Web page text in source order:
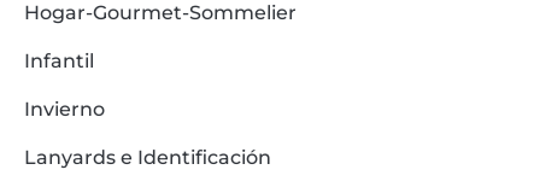
Hogar-Gourmet-Sommelier
Infantil
Invierno
Lanyards e Identificación